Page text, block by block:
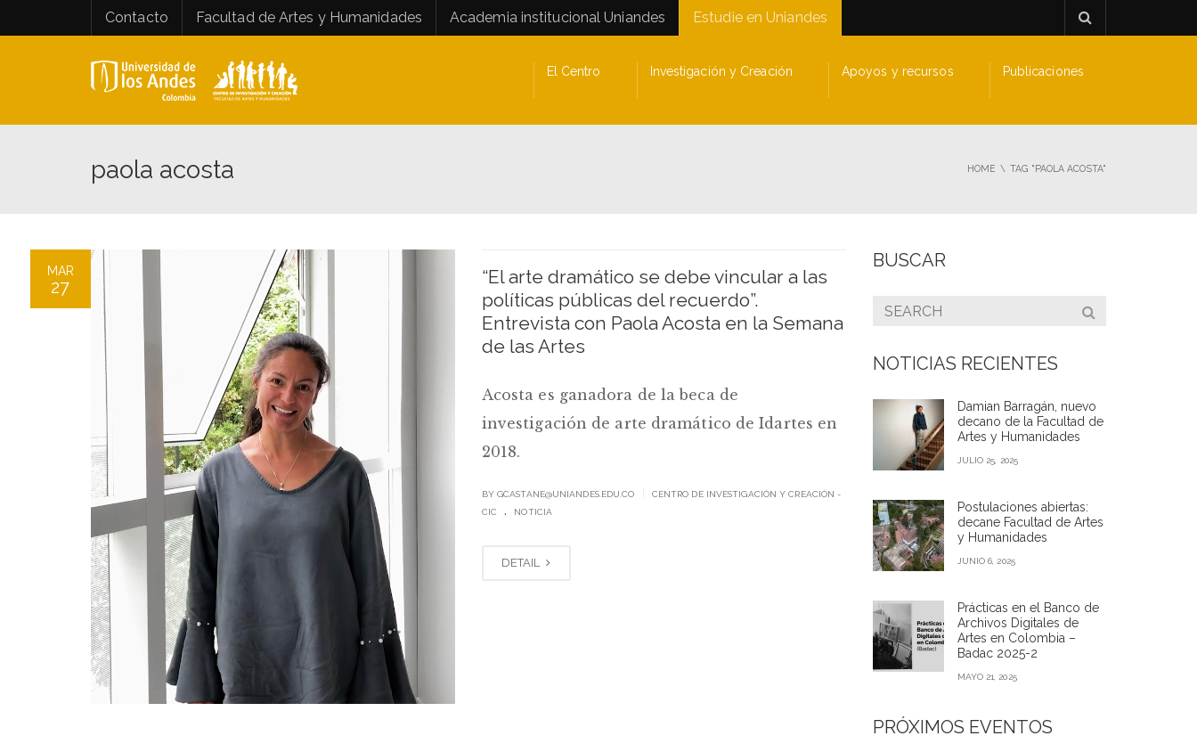
Contacto Facultad de Artes y Humanidades Academia institucional Uniandes Estudie en Uniandes
El Centro Investigación y Creación Apoyos y recursos Publicaciones
paola acosta HOME TAG "PAOLA ACOSTA"
MAR
27
“El arte dramático se debe vincular a las
políticas públicas del recuerdo”.
Entrevista con Paola Acosta en la Semana
de las Artes
Acosta es ganadora de la beca de
investigación de arte dramático de Idartes en
2018.
BYGCASTANE@UNIANDES.EDU.CO
CENTRO DE INVESTIGACIÓN Y CREACIÓN -
CIC
. NOTICIA
DETAIL
BUSCAR
NOTICIAS RECIENTES
Damian Barragán, nuevo
decano de la Facultad de
Artes y Humanidades
JULIO 25, 2025
Postulaciones abiertas:
decane Facultad de Artes
y Humanidades
JUNIO 6, 2025
Prácticas en el Banco de
Archivos Digitales de
Artes en Colombia –
Badac 2025-2
MAYO 21, 2025
PRÓXIMOS EVENTOS